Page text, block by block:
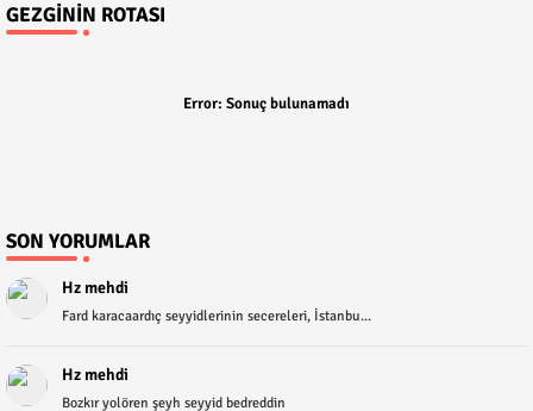
GEZGININ ROTASI
Error: Sonuç bulunamadı
SON YORUMLAR
Hz mehdi
Fard karacaardıç seyyidlerinin secereleri, İstanbu...
Hz mehdi
Bozkır yolören şeyh seyyid bedreddin